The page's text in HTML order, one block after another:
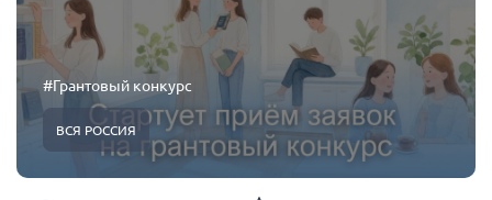
#Грантовый конкурс
ВСЯ РОССИЯ